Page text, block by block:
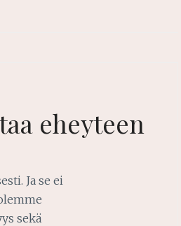
eheyteen
Ja se ei
sekä